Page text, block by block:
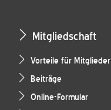
Mitgliedschaft
Vorteile für Mitglieder
Beiträge
Online-Formular